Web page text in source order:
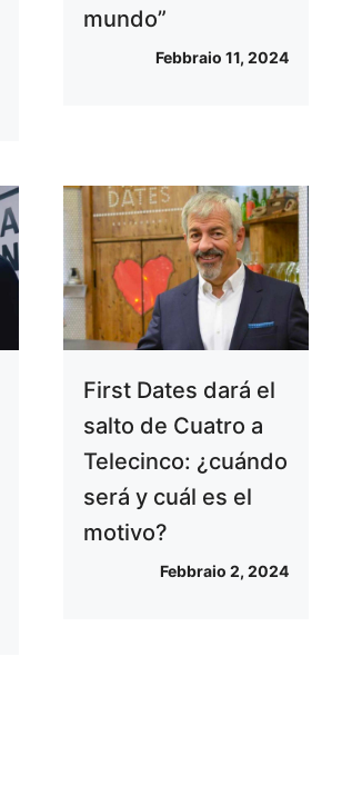
mundo”
Febbraio 11, 2024
First Dates dará el
salto de Cuatro a
Telecinco: ¿cuándo
será y cuál es el
motivo?
Febbraio 2, 2024